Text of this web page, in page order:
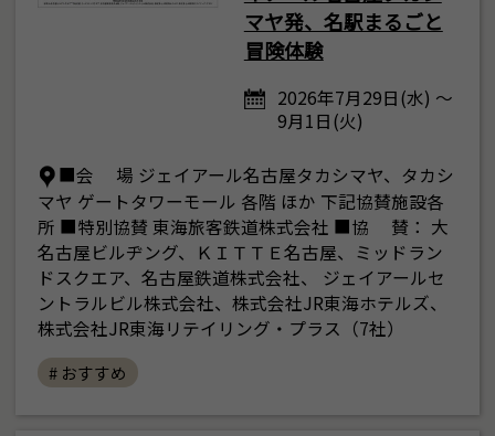
マヤ発、名駅まるごと
冒険体験
2026年7月29日(水) ～
9月1日(火)
■会 場 ジェイアール名古屋タカシマヤ、タカシ
マヤ ゲートタワーモール 各階 ほか 下記協賛施設各
所 ■特別協賛 東海旅客鉄道株式会社 ■協 賛： 大
名古屋ビルヂング、ＫＩＴＴＥ名古屋、ミッドラン
ドスクエア、名古屋鉄道株式会社、 ジェイアールセ
ントラルビル株式会社、株式会社JR東海ホテルズ、
株式会社JR東海リテイリング・プラス（7社）
# おすすめ